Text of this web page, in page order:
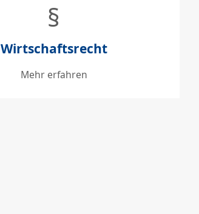
§
Wirtschaftsrecht
Mehr erfahren